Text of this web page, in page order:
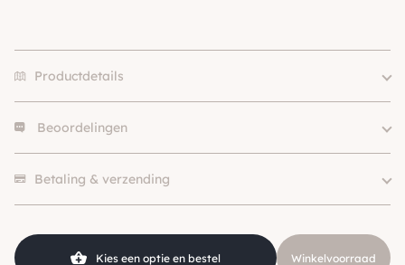
Productdetails
Merk
Size
55 cm, 65 cm
Kleur
25kg )
Beoordelingen
Betaling & verzending
Kies een optie en bestel Winkelvoorraad